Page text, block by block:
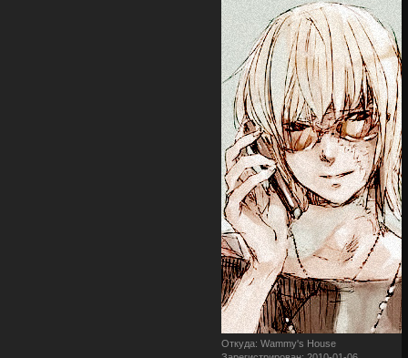
Откуда: Wammy's House